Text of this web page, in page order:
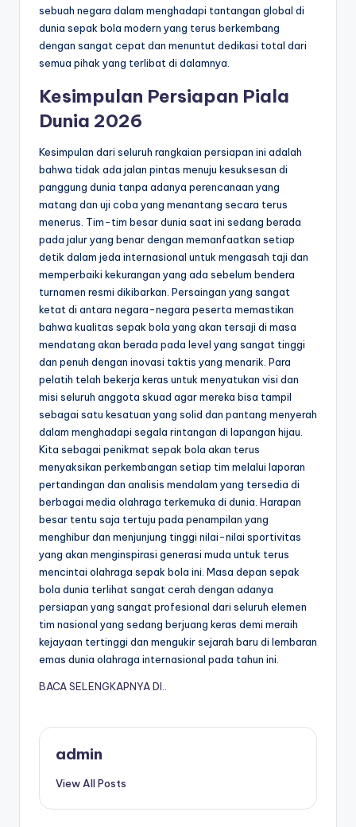
sebuah negara dalam menghadapi tantangan global di
dunia sepak bola modern yang terus berkembang
dengan sangat cepat dan menuntut dedikasi total dari
semua pihak yang terlibat di dalamnya.
Kesimpulan Persiapan Piala
Dunia 2026
Kesimpulan dari seluruh rangkaian persiapan ini adalah
bahwa tidak ada jalan pintas menuju kesuksesan di
panggung dunia tanpa adanya perencanaan yang
matang dan uji coba yang menantang secara terus
menerus. Tim-tim besar dunia saat ini sedang berada
pada jalur yang benar dengan memanfaatkan setiap
detik dalam jeda internasional untuk mengasah taji dan
memperbaiki kekurangan yang ada sebelum bendera
turnamen resmi dikibarkan. Persaingan yang sangat
ketat di antara negara-negara peserta memastikan
bahwa kualitas sepak bola yang akan tersaji di masa
mendatang akan berada pada level yang sangat tinggi
dan penuh dengan inovasi taktis yang menarik. Para
pelatih telah bekerja keras untuk menyatukan visi dan
misi seluruh anggota skuad agar mereka bisa tampil
sebagai satu kesatuan yang solid dan pantang menyerah
dalam menghadapi segala rintangan di lapangan hijau.
Kita sebagai penikmat sepak bola akan terus
menyaksikan perkembangan setiap tim melalui laporan
pertandingan dan analisis mendalam yang tersedia di
berbagai media olahraga terkemuka di dunia. Harapan
besar tentu saja tertuju pada penampilan yang
menghibur dan menjunjung tinggi nilai-nilai sportivitas
yang akan menginspirasi generasi muda untuk terus
mencintai olahraga sepak bola ini. Masa depan sepak
bola dunia terlihat sangat cerah dengan adanya
persiapan yang sangat profesional dari seluruh elemen
tim nasional yang sedang berjuang keras demi meraih
kejayaan tertinggi dan mengukir sejarah baru di lembaran
emas dunia olahraga internasional pada tahun ini.
BACA SELENGKAPNYA DI..
admin
View All Posts